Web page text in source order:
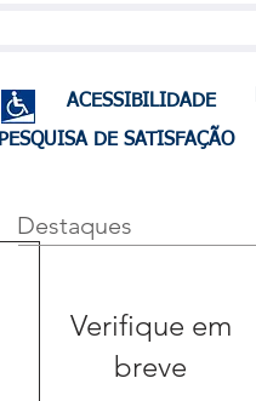
ACESSIBILIDADE
PESQUISA DE SATISFAÇÃO
Destaques
Verifique em
breve